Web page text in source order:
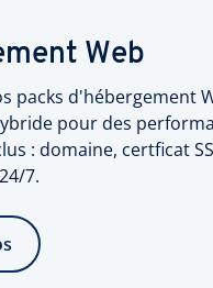
Web
packs d'hébergement
pour des
: domaine, certficat
7.